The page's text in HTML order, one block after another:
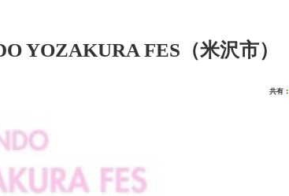
YOZAKURA FES（米沢市）
共有：